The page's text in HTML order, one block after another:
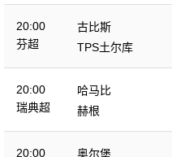
20:00
芬超
古比斯
TPS土尔库
20:00
瑞典超
哈马比
赫根
20:00
奥尔堡